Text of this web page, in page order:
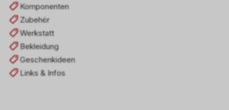
Komponenten
Zubehör
Werkstatt
Bekleidung
Geschenkideen
Links & Infos